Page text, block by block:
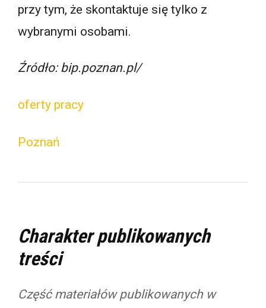
przy tym, że skontaktuje się tylko z
wybranymi osobami.
Źródło: bip.poznan.pl/
oferty pracy
Poznań
Charakter publikowanych
treści
Część materiałów publikowanych w